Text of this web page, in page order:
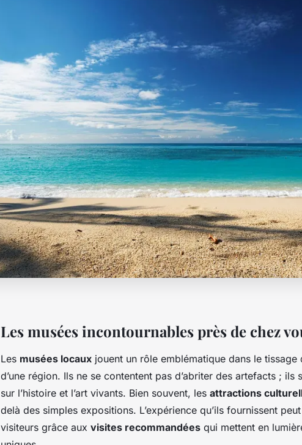
Les musées incontournables près de chez
Les musées locaux jouent un rôle emblématique dans le
d’une région. Ils ne se contentent pas d’abriter des artefacts ; ils
sur l’histoire et l’art vivants. Bien souvent, les attractions
delà des simples expositions. L’expérience qu’ils fournissent
visiteurs grâce aux visites recommandées qui mettent en